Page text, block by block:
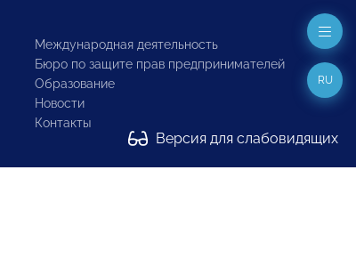
Международная деятельность
Бюро по защите прав предпринимателей
Образование
Новости
Контакты
Версия для слабовидящих
RU